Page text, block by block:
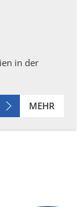
in der
MEHR